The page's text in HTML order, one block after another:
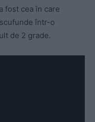
fost cea în care
într-o
de 2 grade.